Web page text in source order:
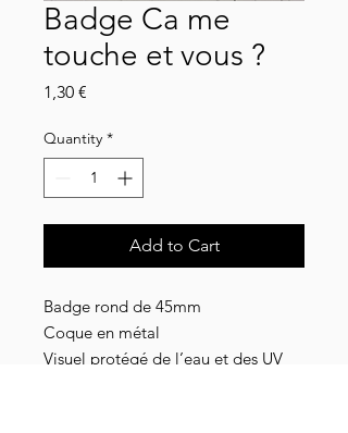
Badge Ca me
touche et vous ?
1,30 €
Quantity *
Add to Cart
Badge rond de 45mm
Coque en métal
Visuel protégé de l’eau et des UV